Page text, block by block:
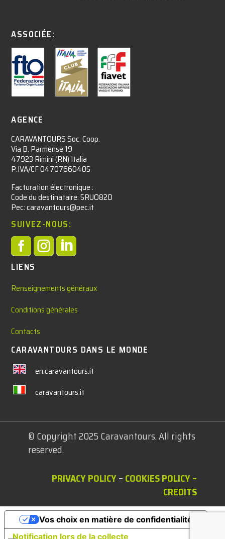
ASSOCIÉE:
AGENCE
CARAVANTOURS Soc. Coop.
Via B. Parmense 19
47923 Rimini (RN) Italia
P.IVA/CF 04707660405
Facturation électronique :​
Code du destinataire: 5RUO82D
Pec: caravantours@pec.it
SUIVEZ-NOUS:

LIENS
Renseignements généraux
Conditions générales
Contacts
CARAVANTOURS DANS LE MONDE
en.caravantours.it
caravantours.it
© Copyright 2025 Caravantours. All rights
reserved.
PRIVACY POLICY– COOKIES POLICY–
CREDITS
Notification lors de la collecte
Vos choix en matière de confidentialité